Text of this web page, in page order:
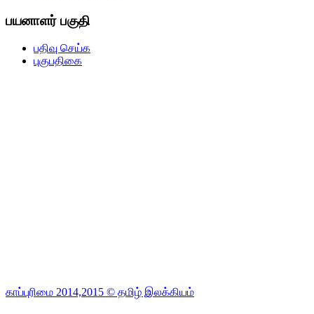
பயனாளர் பகுதி
பதிவு செய்க
புகுபதிகை
காப்புரிமை 2014,2015 © தமிழ் இலக்கியம்